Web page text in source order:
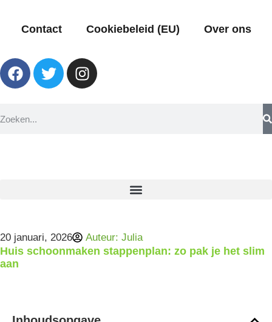
Contact Cookiebeleid (EU) Over ons
20 januari, 2026 Auteur: Julia
Huis schoonmaken stappenplan: zo pak je het slim
aan